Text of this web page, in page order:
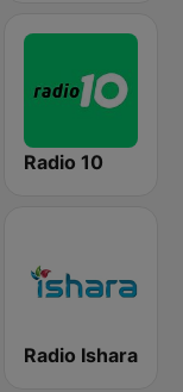
Radio 10
Radio Ishara